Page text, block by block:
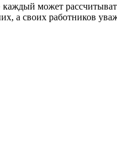
может
а своих работников